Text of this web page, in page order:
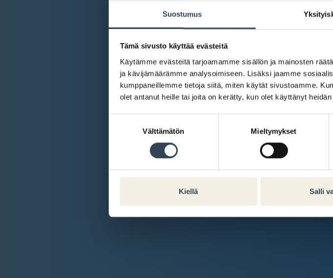
Suostumus
Tämä sivusto käyttää evästeitä
Käytämme evästeitä tarjoamamme sisällön ja mainosten
ja kävijämäärämme analysoimiseen. Lisäksi jaamme
kumppaneillemme tietoja siitä, miten käytät sivustoamme.
olet antanut heille tai joita on kerätty, kun olet käyttänyt heidän
Välttämätön Mieltymykset
Kiellä Salli
Et ole kirjautunut